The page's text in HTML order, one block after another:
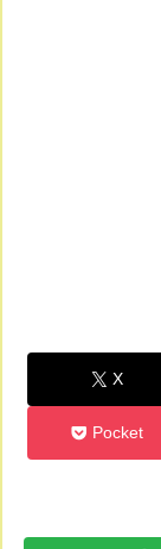
X
Pocket